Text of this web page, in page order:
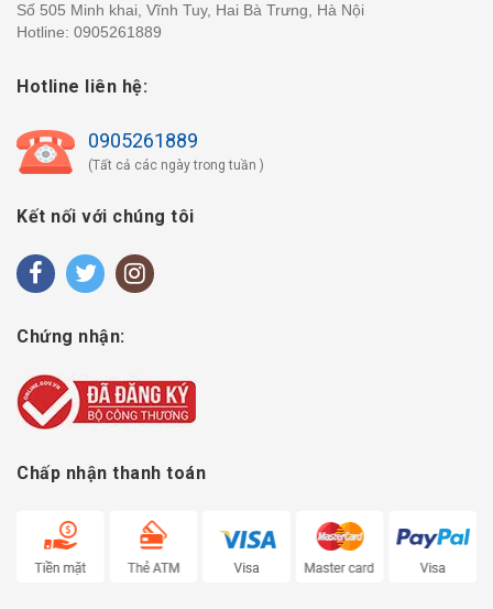
Số 505 Minh khai, Vĩnh Tuy, Hai Bà Trưng, Hà Nội
Hotline: 0905261889
Hotline liên hệ:
0905261889
(Tất cả các ngày trong tuần )
Kết nối với chúng tôi
Chứng nhận:
Chấp nhận thanh toán